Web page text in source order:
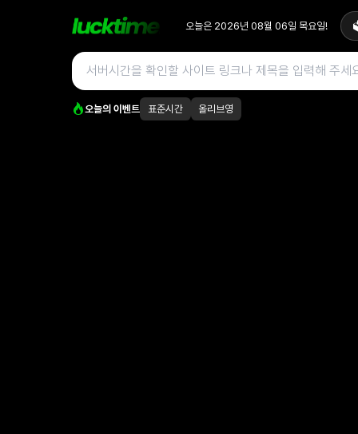
오늘은 2026년 08월 06일 목요일!
오늘의 이벤트 표준시간 올리브영